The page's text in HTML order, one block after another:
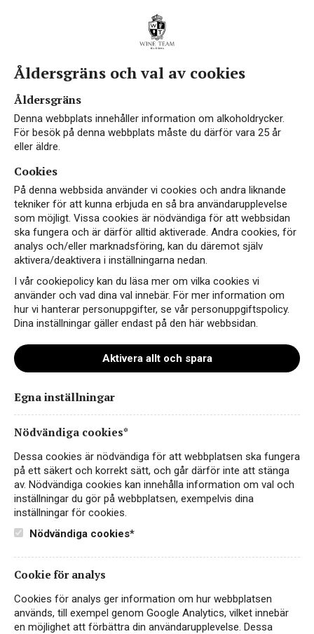
The Wine Group
LYNX Cabernet Sauvignon
Fruktig och fyllig cabernet sauvignon! Ett
premiumvin från Kalifornien.
139 kr
Åldersgräns och val av cookies
Åldersgräns
Denna webbplats innehåller information om alkoholdrycker.
För besök på denna webbplats måste du därför vara 25 år
eller äldre.
Cookies
På denna webbsida använder vi cookies och andra liknande
tekniker för att kunna erbjuda en så bra användarupplevelse
som möjligt. Vissa cookies är nödvändiga för att webbsidan
ska fungera och är därför alltid aktiverade. Andra cookies, för
analys och/eller marknadsföring, kan du däremot själv
aktivera/deaktivera i inställningarna nedan.
I vår cookiepolicy kan du läsa mer om vilka cookies vi
använder och vad dina val innebär. För mer information om
hur vi hanterar personuppgifter, se vår personuppgiftspolicy.
Dina inställningar gäller endast på den här webbsidan.
Aktivera allt och spara
Egna inställningar
Nödvändiga cookies*
Dessa cookies är nödvändiga för att webbplatsen ska fungera
på ett säkert och korrekt sätt, och går därför inte att stänga
av. Nödvändiga cookies kan innehålla information om val och
inställningar du gör på webbplatsen, exempelvis dina
inställningar för cookies.
Nödvändiga cookies*
Cookie för analys
Cookies för analys ger information om hur webbplatsen
används, till exempel genom Google Analytics, vilket innebär
en möjlighet att förbättra din användarupplevelse. Dessa